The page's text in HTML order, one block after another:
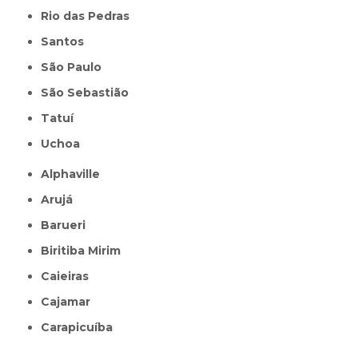
Rio das Pedras
Santos
São Paulo
São Sebastião
Tatuí
Uchoa
Alphaville
Arujá
Barueri
Biritiba Mirim
Caieiras
Cajamar
Carapicuíba